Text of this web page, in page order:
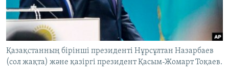
Басқа тілдерде
Қазақстанның бірінші президенті Нұрсұлтан Назарбаев
(сол жақта) және қазіргі президент Қасым-Жомарт Тоқаев.